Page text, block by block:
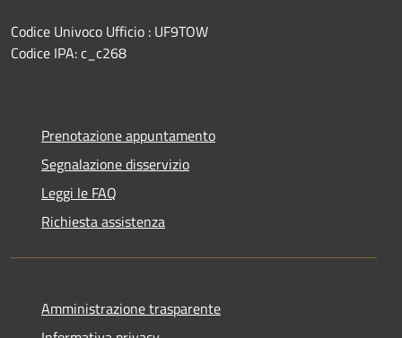
Codice Univoco Ufficio : UF9TOW
Codice IPA: c_c268
Prenotazione appuntamento
Segnalazione disservizio
Leggi le FAQ
Richiesta assistenza
Amministrazione trasparente